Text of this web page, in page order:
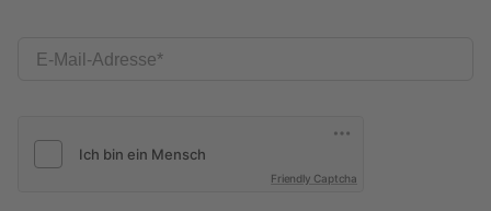
E-Mail-Adresse
Friendly Captcha